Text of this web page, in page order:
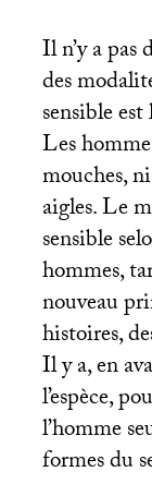
Il n’y a pas
des
sensible
Les
mouches,
aigles. Le
sensible
hommes,
nouveau
histoires,
Il y a, en
l’espèce,
l’homme
formes du